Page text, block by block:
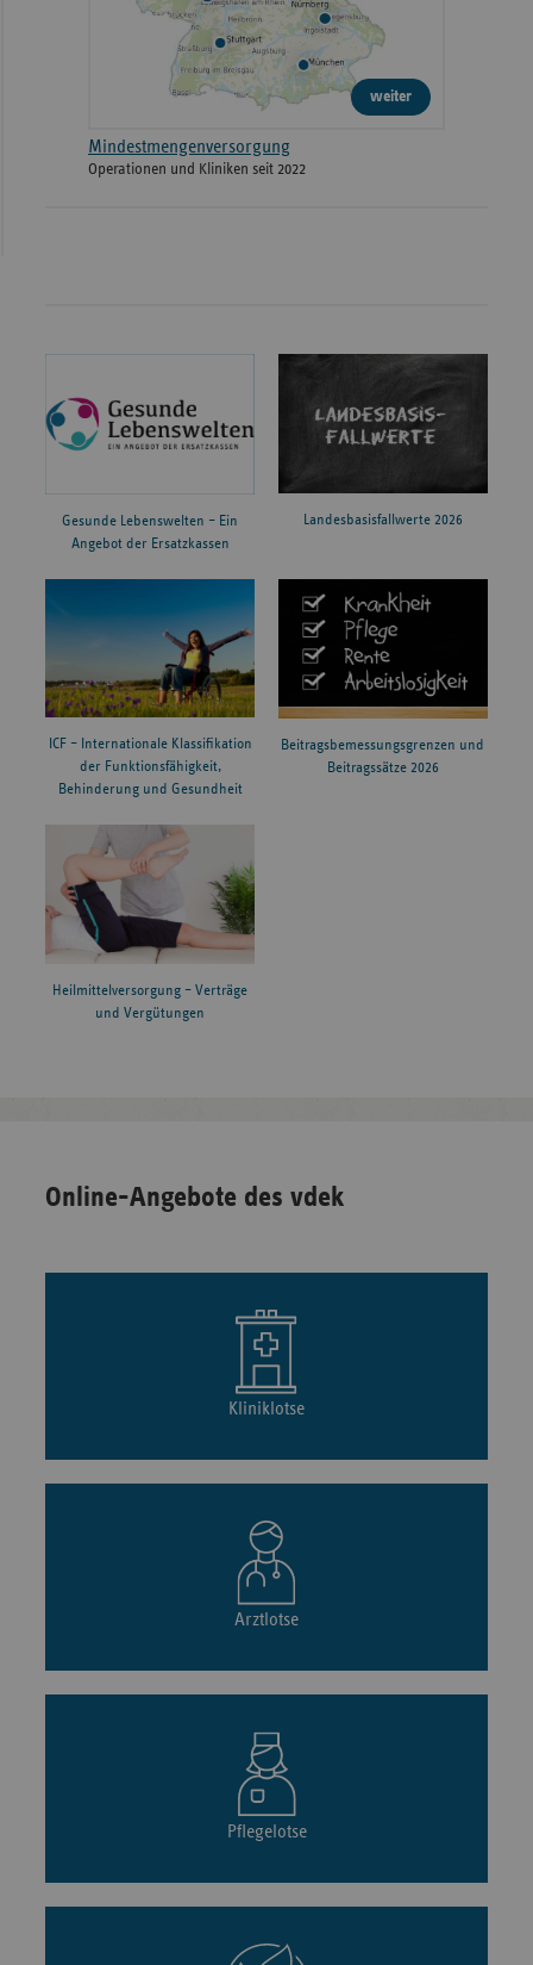
weiter
Mindestmengenversorgung
Operationen und Kliniken seit 2022
Gesunde Lebenswelten – Ein
Angebot der Ersatzkassen
Landesbasisfallwerte 2026
ICF – Internationale Klassifikation
der Funktionsfähigkeit,
Behinderung und Gesundheit
Beitragsbemessungsgrenzen und
Beitragssätze 2026
Heilmittelversorgung – Verträge
und Vergütungen
Online-Angebote des vdek
Kliniklotse
Arztlotse
Pflegelotse